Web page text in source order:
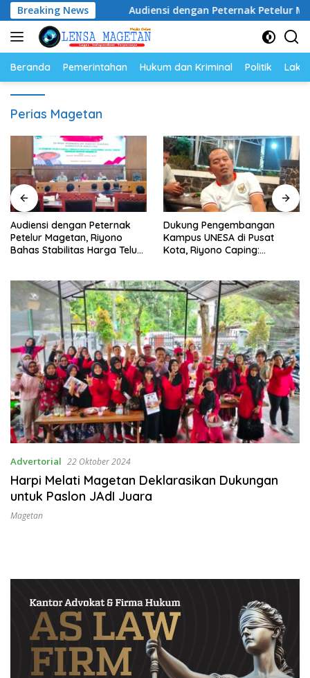
Langsung
ke
konten
Breaking News
Juta Audiensi dengan Peternak Petelur Magetan,
Beranda Pemerintahan Hukum dan Kriminal Politik
Perias Magetan
Audiensi dengan Peternak
Petelur Magetan, Riyono
Bahas Stabilitas Harga Telur
Dukung Pengembangan
Kampus UNESA di Pusat
Kota, Riyono Caping:
Advertorial 22 Oktober 2024
Harpi Melati Magetan Deklarasikan Dukungan
untuk Paslon JAdI Juara
Magetan